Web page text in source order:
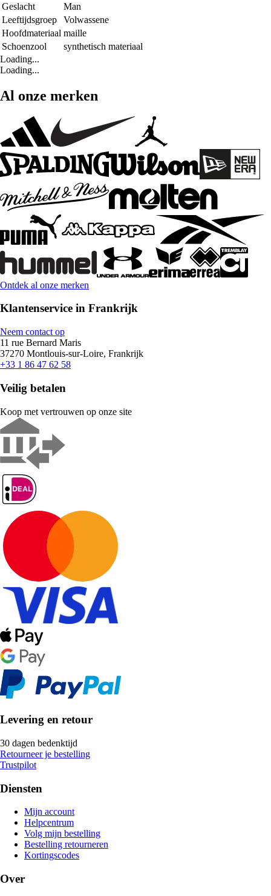
Geslacht
Man
Leeftijdsgroep
Volwassene
Hoofdmateriaal maille
Schoenzool
synthetisch materiaal
Loading...
Loading...
Al onze merken
Ontdek al onze merken
Klantenservice in Frankrijk
Neem contact op
11 rue Bernard Maris
37270 Montlouis-sur-Loire, Frankrijk
+33 1 86 47 62 58
Veilig betalen
Koop met vertrouwen op onze site
Levering en retour
30 dagen bedenktijd
Retourneer je bestelling
Trustpilot
Diensten
Mijn account
Helpcentrum
Volg mijn bestelling
Bestelling retourneren
Kortingscodes
Over